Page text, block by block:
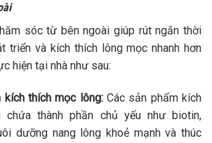
sóc từ bên ngoài giúp rút ngắn thời
triển và kích thích lông mọc nhanh hơn
hiện tại nhà như sau:
kích thích mọc lông:Các sản phẩm kích
chứa thành phần chủ yếu như biotin,
dưỡng nang lông khoẻ mạnh và thúc